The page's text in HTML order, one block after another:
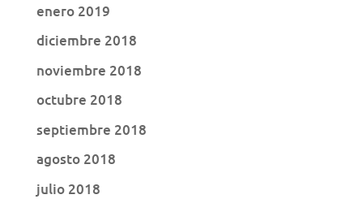
enero 2019
diciembre 2018
noviembre 2018
octubre 2018
septiembre 2018
agosto 2018
julio 2018